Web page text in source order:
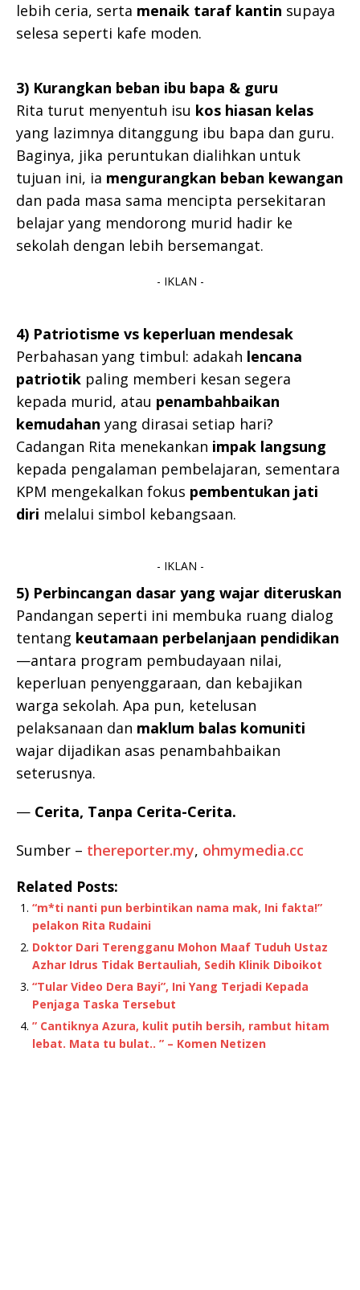
lebih ceria, serta menaik taraf kantin supaya
selesa seperti kafe moden.
3) Kurangkan beban ibu bapa & guru
Rita turut menyentuh isu kos hiasan kelas
yang lazimnya ditanggung ibu bapa dan guru.
Baginya, jika peruntukan dialihkan untuk
tujuan ini, ia mengurangkan beban kewangan
dan pada masa sama mencipta persekitaran
belajar yang mendorong murid hadir ke
sekolah dengan lebih bersemangat.
- IKLAN -
4) Patriotisme vs keperluan mendesak
Perbahasan yang timbul: adakah lencana
patriotik paling memberi kesan segera
kepada murid, atau penambahbaikan
kemudahan yang dirasai setiap hari?
Cadangan Rita menekankan impak langsung
kepada pengalaman pembelajaran, sementara
KPM mengekalkan fokus pembentukan jati
diri melalui simbol kebangsaan.
- IKLAN -
5) Perbincangan dasar yang wajar diteruskan
Pandangan seperti ini membuka ruang dialog
tentang keutamaan perbelanjaan pendidikan
—antara program pembudayaan nilai,
keperluan penyenggaraan, dan kebajikan
warga sekolah. Apa pun, ketelusan
pelaksanaan dan maklum balas komuniti
wajar dijadikan asas penambahbaikan
seterusnya.
— Cerita, Tanpa Cerita-Cerita.
Sumber – thereporter.my, ohmymedia.cc
Related Posts:
“m*ti nanti pun berbintikan nama mak, Ini fakta!”
pelakon Rita Rudaini
Doktor Dari Terengganu Mohon Maaf Tuduh Ustaz
Azhar Idrus Tidak Bertauliah, Sedih Klinik Diboikot
“Tular Video Dera Bayi”, Ini Yang Terjadi Kepada
Penjaga Taska Tersebut
” Cantiknya Azura, kulit putih bersih, rambut hitam
lebat. Mata tu bulat.. ” – Komen Netizen